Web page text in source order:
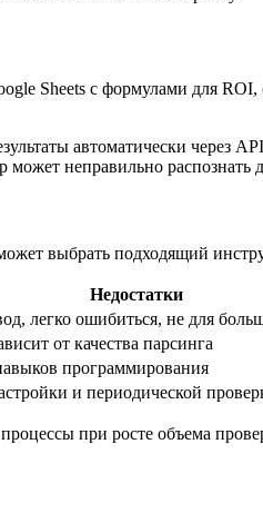
Sheets с формулами для
автоматически через
неправильно распознать
выбрать подходящий
Недостатки
легко ошибиться, не для
от качества парсинга
программирования
и периодической
при росте объема